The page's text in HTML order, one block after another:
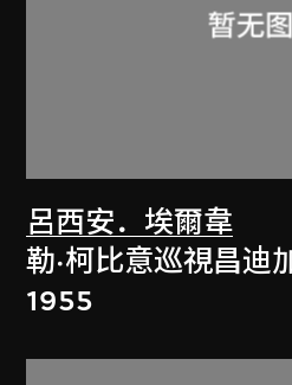
呂西安．埃爾韋
勒·柯比意巡視昌迪
1955